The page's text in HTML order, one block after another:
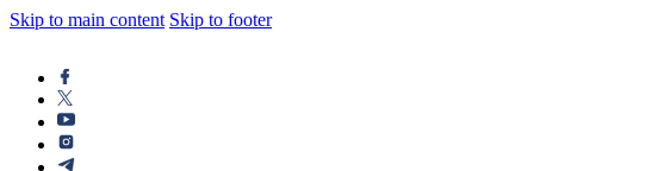
Skip to main content Skip to footer